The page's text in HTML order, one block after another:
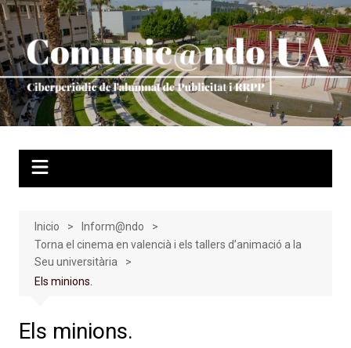
Saltar
al
contenido
Inicio
Inform@ndo
Torna el cinema en valencià i els tallers d’animació a la
Seu universitària
Els minions.
Els minions.